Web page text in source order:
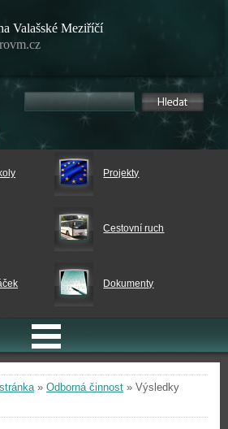
Valašské Meziříčí
Projekty
Cestovní ruch
Dokumenty
» Odborná činnost » Výsledky